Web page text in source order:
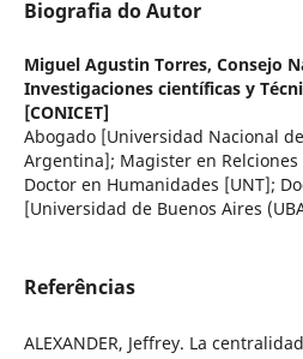
Biografia do Autor
Miguel Agustin Torres, Consejo
Investigaciones científicas y
[CONICET]
Abogado [Universidad Nacional
Argentina]; Magister en
Doctor en Humanidades [UNT];
[Universidad de Buenos Aires
Referências
ALEXANDER, Jeffrey. La